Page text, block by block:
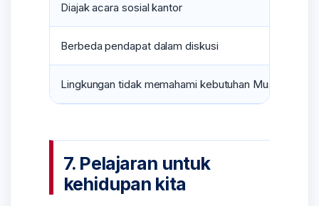
Diajak acara sosial kantor
Berbeda pendapat dalam diskusi
Lingkungan tidak memahami kebutuhan Muslim
7. Pelajaran untuk
kehidupan kita